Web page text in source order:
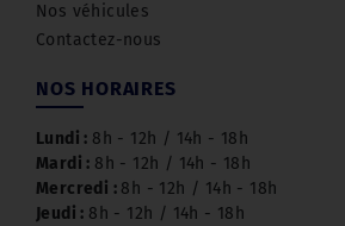
Nos véhicules
Contactez-nous
NOS HORAIRES
Lundi : 8h - 12h / 14h - 18h
Mardi : 8h - 12h / 14h - 18h
Mercredi : 8h - 12h / 14h - 18h
Jeudi : 8h - 12h / 14h - 18h